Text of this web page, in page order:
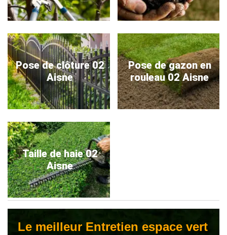
Pose de clôture 02
Aisne
Pose de gazon en
rouleau 02 Aisne
Taille de haie 02
Aisne
Le meilleur Entretien espace vert